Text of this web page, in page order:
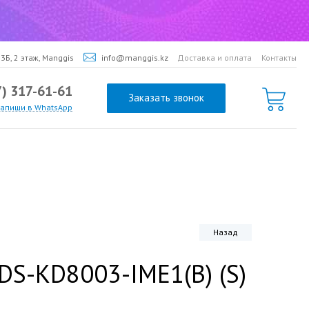
2 этаж, Manggis info@manggis.kz Доставка и оплата Контакты
317-61-61
в WhatsApp
Заказать звонок
Назад
KD8003-IME1(B) (S)